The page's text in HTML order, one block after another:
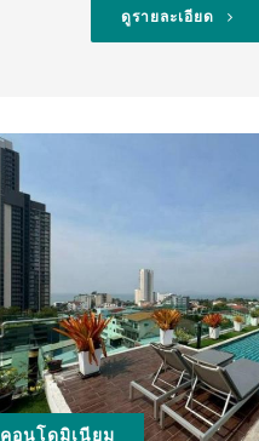
ดูรายละเอียด
คอนโดมิเนียม